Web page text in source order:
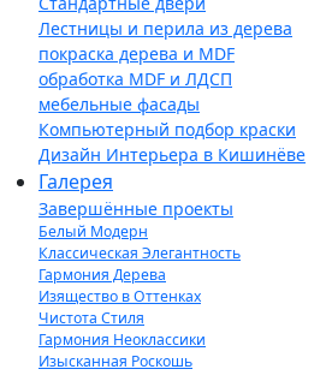
Лестницы и перила из дерева
покраска дерева и MDF
обработка MDF и ЛДСП
мебельные фасады
Компьютерный подбор краски
Дизайн Интерьера в Кишинёве
Галерея
Завершённые проекты
Белый Модерн
Классическая Элегантность
Гармония Дерева
Изящество в Оттенках
Чистота Стиля
Гармония Неоклассики
Изысканная Роскошь